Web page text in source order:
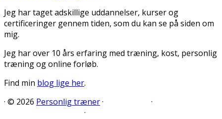
Jeg har taget adskillige uddannelser, kurser og
certificeringer gennem tiden, som du kan se på siden om
mig.
Jeg har over 10 års erfaring med træning, kost, personlig
træning og online forløb.
Find min blog lige her.
· © 2026 Personlig træner·
·
·